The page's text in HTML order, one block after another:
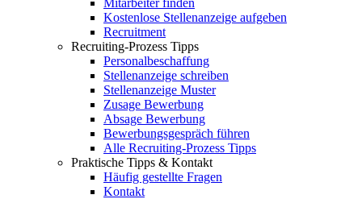
Mitarbeiter finden
Kostenlose Stellenanzeige aufgeben
Recruitment
Recruiting-Prozess Tipps
Personalbeschaffung
Stellenanzeige schreiben
Stellenanzeige Muster
Zusage Bewerbung
Absage Bewerbung
Bewerbungsgespräch führen
Alle Recruiting-Prozess Tipps
Praktische Tipps & Kontakt
Häufig gestellte Fragen
Kontakt